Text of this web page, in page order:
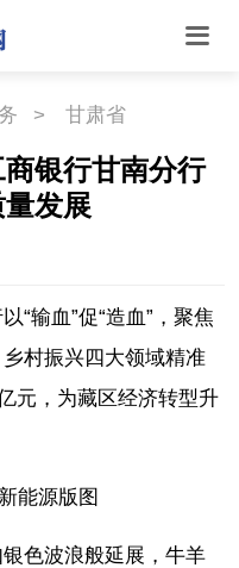
> 甘肃省
银行甘南分行
发展
“输血”促“造血”，聚焦
村振兴四大领域精准
元，为藏区经济转型升
能源版图
色波浪般延展，牛羊